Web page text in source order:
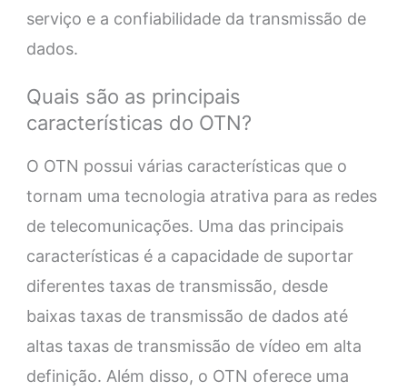
serviço e a confiabilidade da transmissão de
dados.
Quais são as principais
características do OTN?
O OTN possui várias características que o
tornam uma tecnologia atrativa para as redes
de telecomunicações. Uma das principais
características é a capacidade de suportar
diferentes taxas de transmissão, desde
baixas taxas de transmissão de dados até
altas taxas de transmissão de vídeo em alta
definição. Além disso, o OTN oferece uma